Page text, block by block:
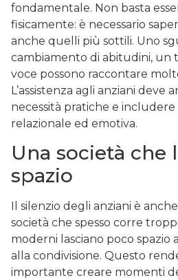
fondamentale. Non basta
fisicamente: è necessario
anche quelli più sottili. Uno
cambiamento di abitudini, un
voce possono raccontare
L’assistenza agli anziani deve
necessità pratiche e
relazionale ed emotiva.
Una società che
spazio
Il silenzio degli anziani è
società che spesso corre
moderni lasciano poco spazio
alla condivisione. Questo
importante creare momenti